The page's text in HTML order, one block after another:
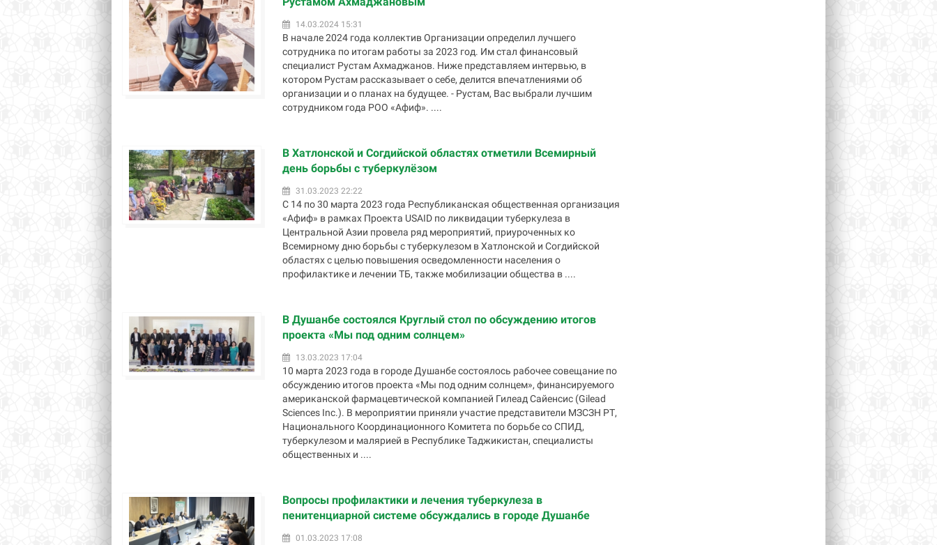
14.03.2024 15:31
В начале 2024 года коллектив Организации определил лучшего
сотрудника по итогам работы за 2023 год. Им стал финансовый
специалист Рустам Ахмаджанов. Ниже представляем интервью, в
котором Рустам рассказывает о себе, делится впечатлениями об
организации и о планах на будущее. - Рустам, Вас выбрали лучшим
сотрудником года РОО «Афиф». ....
В Хатлонской и Согдийской областях отметили Всемирный
день борьбы с туберкулёзом
31.03.2023 22:22
С 14 по 30 марта 2023 года Республиканская общественная организация
«Афиф» в рамках Проекта USAID по ликвидации туберкулеза в
Центральной Азии провела ряд мероприятий, приуроченных ко
Всемирному дню борьбы с туберкулезом в Хатлонской и Согдийской
областях с целью повышения осведомленности населения о
профилактике и лечении ТБ, также мобилизации общества в ....
В Душанбе состоялся Круглый стол по обсуждению итогов
проекта «Мы под одним солнцем»
13.03.2023 17:04
10 марта 2023 года в городе Душанбе состоялось рабочее совещание по
обсуждению итогов проекта «Мы под одним солнцем», финансируемого
американской фармацевтической компанией Гилеад Сайенсис (Gilead
Sciences Inc.). В мероприятии приняли участие представители МЗСЗН РТ,
Национального Координационного Комитета по борьбе со СПИД,
туберкулезом и малярией в Республике Таджикистан, специалисты
общественных и ....
Вопросы профилактики и лечения туберкулеза в
пенитенциарной системе обсуждались в городе Душанбе
01.03.2023 17:08